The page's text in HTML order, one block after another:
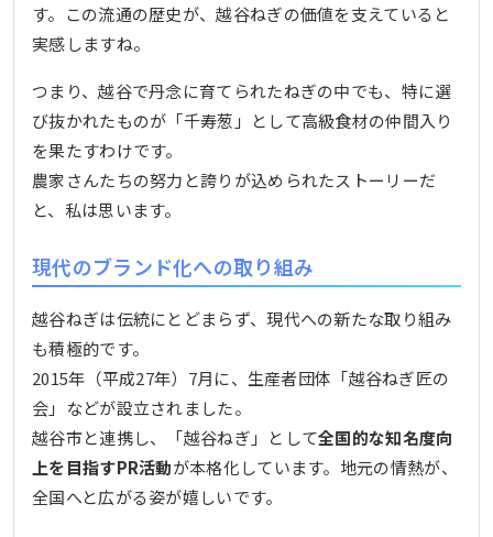
す。この流通の歴史が、越谷ねぎの価値を支えていると
実感しますね。
つまり、越谷で丹念に育てられたねぎの中でも、特に選
び抜かれたものが「千寿葱」として高級食材の仲間入り
を果たすわけです。
農家さんたちの努力と誇りが込められたストーリーだ
と、私は思います。
現代のブランド化への取り組み
越谷ねぎは伝統にとどまらず、現代への新たな取り組み
も積極的です。
2015年（平成27年）7月に、生産者団体「越谷ねぎ匠の
会」などが設立されました。
越谷市と連携し、「越谷ねぎ」として全国的な知名度向
上を目指すPR活動が本格化しています。地元の情熱が、
全国へと広がる姿が嬉しいです。